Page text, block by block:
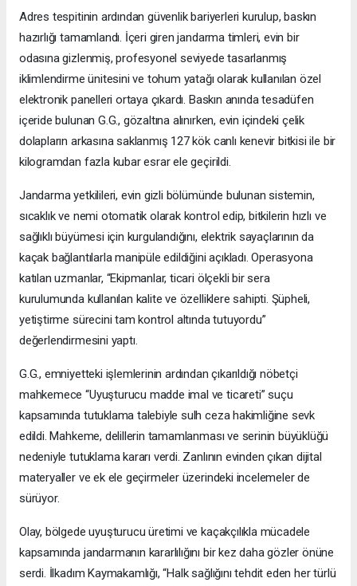
Adres tespitinin ardından güvenlik bariyerleri kurulup, baskın
hazırlığı tamamlandı. İçeri giren jandarma timleri, evin bir
odasına gizlenmiş, profesyonel seviyede tasarlanmış
iklimlendirme ünitesini ve tohum yatağı olarak kullanılan özel
elektronik panelleri ortaya çıkardı. Baskın anında tesadüfen
içeride bulunan G.G., gözaltına alınırken, evin içindeki çelik
dolapların arkasına saklanmış 127 kök canlı kenevir bitkisi ile bir
kilogramdan fazla kubar esrar ele geçirildi.
Jandarma yetkilileri, evin gizli bölümünde bulunan sistemin,
sıcaklık ve nemi otomatik olarak kontrol edip, bitkilerin hızlı ve
sağlıklı büyümesi için kurgulandığını, elektrik sayaçlarının da
kaçak bağlantılarla manipüle edildiğini açıkladı. Operasyona
katılan uzmanlar, “Ekipmanlar, ticari ölçekli bir sera
kurulumunda kullanılan kalite ve özelliklere sahipti. Şüpheli,
yetiştirme sürecini tam kontrol altında tutuyordu”
değerlendirmesini yaptı.
G.G., emniyetteki işlemlerinin ardından çıkarıldığı nöbetçi
mahkemece “Uyuşturucu madde imal ve ticareti” suçu
kapsamında tutuklama talebiyle sulh ceza hakimliğine sevk
edildi. Mahkeme, delillerin tamamlanması ve serinin büyüklüğü
nedeniyle tutuklama kararı verdi. Zanlının evinden çıkan dijital
materyaller ve ek ele geçirmeler üzerindeki incelemeler de
sürüyor.
Olay, bölgede uyuşturucu üretimi ve kaçakçılıkla mücadele
kapsamında jandarmanın kararlılığını bir kez daha gözler önüne
serdi. İlkadım Kaymakamlığı, “Halk sağlığını tehdit eden her türlü